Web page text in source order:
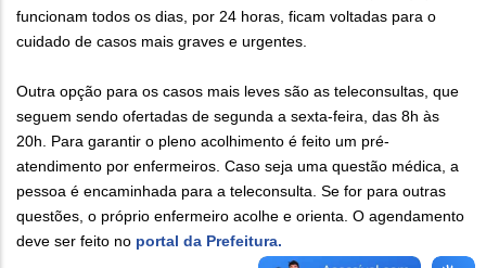
funcionam todos os dias, por 24 horas, ficam voltadas para o
cuidado de casos mais graves e urgentes.
Outra opção para os casos mais leves são as teleconsultas, que
seguem sendo ofertadas de segunda a sexta-feira, das 8h às
20h. Para garantir o pleno acolhimento é feito um pré-
atendimento por enfermeiros. Caso seja uma questão médica, a
pessoa é encaminhada para a teleconsulta. Se for para outras
questões, o próprio enfermeiro acolhe e orienta. O agendamento
deve ser feito no portal da Prefeitura.